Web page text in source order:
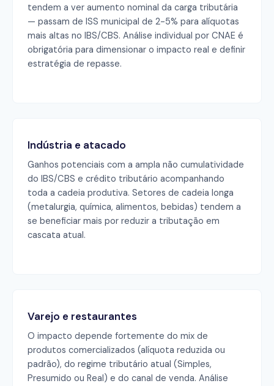
tendem a ver aumento nominal da carga tributária
— passam de ISS municipal de 2-5% para alíquotas
mais altas no IBS/CBS. Análise individual por CNAE é
obrigatória para dimensionar o impacto real e definir
estratégia de repasse.
Indústria e atacado
Ganhos potenciais com a ampla não cumulatividade
do IBS/CBS e crédito tributário acompanhando
toda a cadeia produtiva. Setores de cadeia longa
(metalurgia, química, alimentos, bebidas) tendem a
se beneficiar mais por reduzir a tributação em
cascata atual.
Varejo e restaurantes
O impacto depende fortemente do mix de
produtos comercializados (alíquota reduzida ou
padrão), do regime tributário atual (Simples,
Presumido ou Real) e do canal de venda. Análise